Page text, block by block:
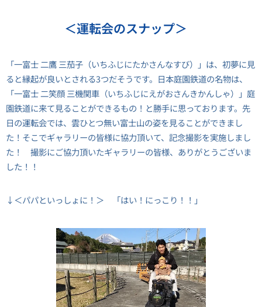
＜運転会のスナップ＞
「一富士 二鷹 三茄子（いちふじにたかさんなすび）」は、初夢に見
ると縁起が良いとされる3つだそうです。日本庭園鉄道の名物は、
「一富士 二笑顔 三機関車（いちふじにえがおさんきかんしゃ）」庭
園鉄道に来て見ることができるもの！と勝手に思っております。先
日の運転会では、雲ひとつ無い富士山の姿を見ることができまし
た！そこでギャラリーの皆様に協力頂いて、記念撮影を実施しまし
た！ 撮影にご協力頂いたギャラリーの皆様、ありがとうございま
した！！
↓＜パパといっしょに！＞ 「はい！にっこり！！」